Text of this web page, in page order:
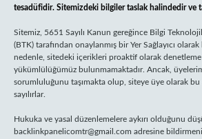
tesadüfidir. Sitemizdeki bilgiler taslak halindedir ve
Sitemiz, 5651 Sayılı Kanun gereğince Bilgi
(BTK) tarafından onaylanmış bir Yer Sağlayıcı
nedenle, sitedeki içerikleri proaktif olarak denetleme
yükümlülüğümüz bulunmamaktadır. Ancak,
sorumluluğunu taşımakta olup, siteye üye olarak
sayılırlar.
Hukuka ve yasal düzenlemelere aykırı olduğunu
backlinkpanelicomtr@gmail.com adresine